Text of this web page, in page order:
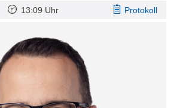
13:09 Uhr Protokoll